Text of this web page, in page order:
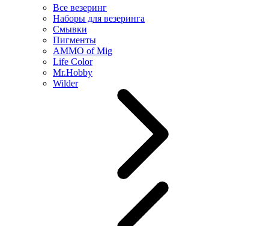
Все везеринг
Наборы для везеринга
Смывки
Пигменты
AMMO of Mig
Life Color
Mr.Hobby
Wilder